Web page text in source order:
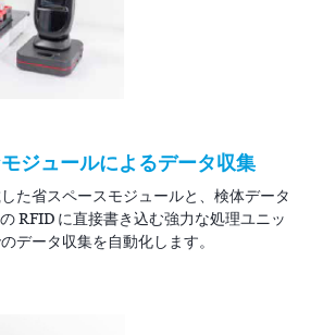
ジュールによるデータ収集
た省スペースモジュールと、検体データ
RFID に直接書き込む強力な処理ユニッ
データ収集を自動化します。